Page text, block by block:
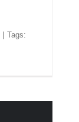
| Tags: